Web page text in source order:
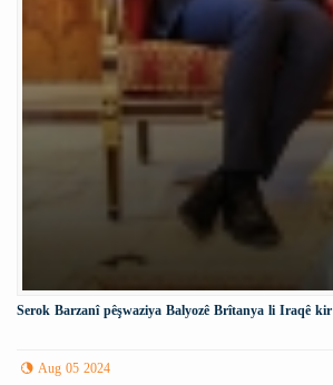
Serok Barzanî pêşwaziya Balyozê Brîtanya li Iraqê kir
Aug 05 2024